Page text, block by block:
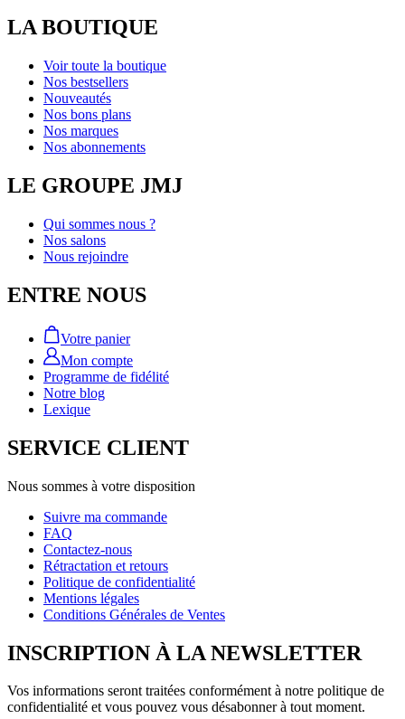
LA BOUTIQUE
Voir toute la boutique
Nos bestsellers
Nouveautés
Nos bons plans
Nos marques
Nos abonnements
LE GROUPE JMJ
Qui sommes nous ?
Nos salons
Nous rejoindre
ENTRE NOUS
Votre panier
Mon compte
Programme de fidélité
Notre blog
Lexique
SERVICE CLIENT
Nous sommes à votre disposition
Suivre ma commande
FAQ
Contactez-nous
Rétractation et retours
Politique de confidentialité
Mentions légales
Conditions Générales de Ventes
INSCRIPTION À LA NEWSLETTER
Vos informations seront traitées conformément à notre politique de
confidentialité et vous pouvez vous désabonner à tout moment.